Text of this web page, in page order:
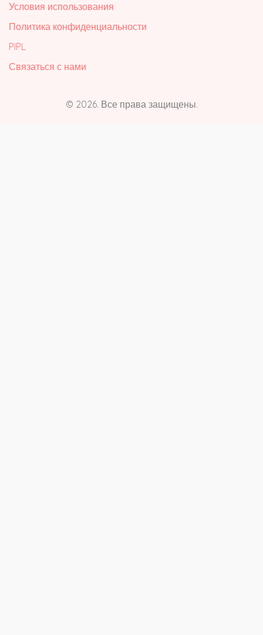
Условия использования
Политика конфиденциальности
PIPL
Связаться с нами
© 2026. Все права защищены.